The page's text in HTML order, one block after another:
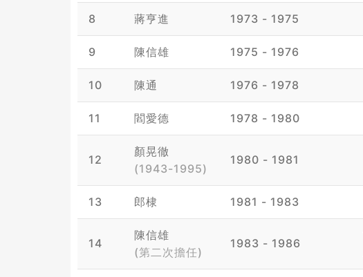
8 蔣亨進 1973 - 1975
9 陳信雄 1975 - 1976
10 陳通 1976 - 1978
11 閻愛德 1978 - 1980
12
顏晃徹
(1943-1995)
1980 - 1981
13 郎棣 1981 - 1983
14
陳信雄
(第二次擔任)
1983 - 1986